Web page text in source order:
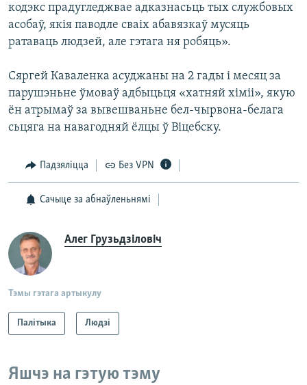
кодэкс прадугледжвае адказнасьць тых службовых
асобаў, якія паводле сваіх абавязкаў мусяць
ратаваць людзей, але гэтага ня робяць».
Сяргей Каваленка асуджаны на 2 гады і месяц за
парушэньне ўмоваў адбыцьця «хатняй хіміі», якую
ён атрымаў за вывешваньне бел-чырвона-белага
сьцяга на навагодняй ёлцы ў Віцебску.
Падзяліцца Без VPN
Сачыце за абнаўленьнямі
Алег Грузьдзіловіч
Тэмы гэтага артыкулу
Палітыка Людзі
Яшчэ на гэтую тэму